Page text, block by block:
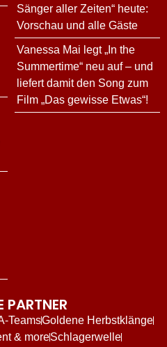
Sänger aller Zeiten“ heute:
Vorschau und alle Gäste
Vanessa Mai legt „In the
Summertime“ neu auf – und
liefert damit den Song zum
Film „Das gewisse Etwas“!
PARTNER
TeamsGoldene Herbstklänge
& moreSchlagerwelle